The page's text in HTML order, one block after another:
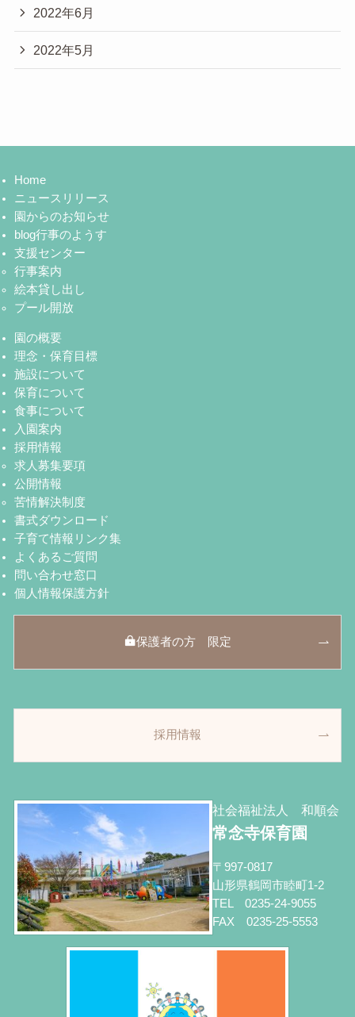
2022年6月
2022年5月
Home
ニュースリリース
園からのお知らせ
blog行事のようす
支援センター
行事案内
絵本貸し出し
プール開放
園の概要
理念・保育目標
施設について
保育について
食事について
入園案内
採用情報
求人募集要項
公開情報
苦情解決制度
書式ダウンロード
子育て情報リンク集
よくあるご質問
問い合わせ窓口
個人情報保護方針
保護者の方 限定
採用情報
社会福祉法人 和順会
常念寺保育園
〒997-0817
山形県鶴岡市睦町1-2
TEL 0235-24-9055
FAX 0235-25-5553